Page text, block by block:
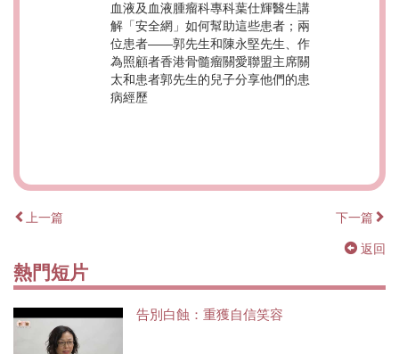
血液及血液腫瘤科專科葉仕輝醫生講
解「安全網」如何幫助這些患者；兩
位患者——郭先生和陳永堅先生、作
為照顧者香港骨髓瘤關愛聯盟主席關
太和患者郭先生的兒子分享他們的患
病經歷
上一篇 下一篇
返回
熱門短片
告別白蝕：重獲自信笑容